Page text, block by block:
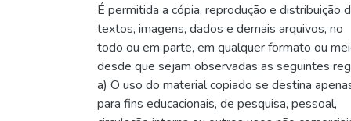
É permitida a cópia, reprodução e distribuição
textos, imagens, dados e demais arquivos, no
todo ou em parte, em qualquer formato ou
desde que sejam observadas as seguintes
a) O uso do material copiado se destina
para fins educacionais, de pesquisa, pessoal,